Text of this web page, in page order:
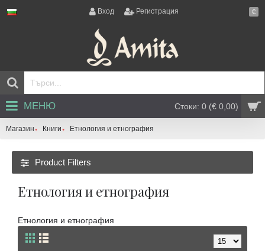
Вход Регистрация €
Стоки: 0 (€ 0,00)
МЕНЮ
Магазин Книги Етнология и етнография
Product Filters
Етнология и етнография
Етнология и етнография